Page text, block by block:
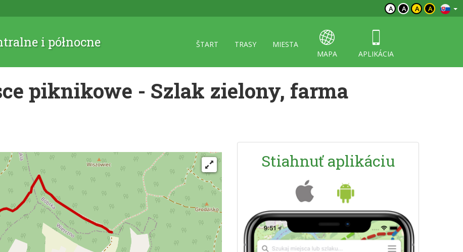
A A A A
i północne ŠTART TRASY
MIESTA
MAPA
APLIKÁCIA
piknikowe - Szlak zielony, farma
Stiahnuť aplikáciu